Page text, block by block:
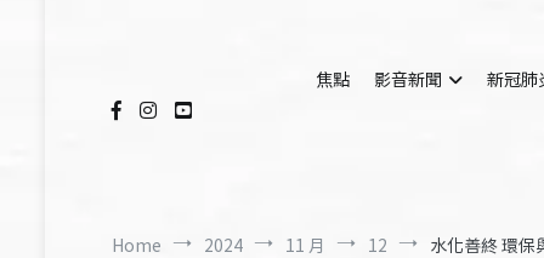
焦點 影音新聞 新冠肺
Home 2024 11 月 12 水化善終 環保